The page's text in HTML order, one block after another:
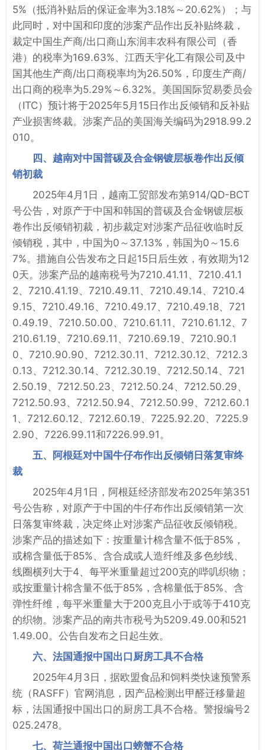
5%（抵消补贴后的保证金率为3.18%～20.62%）；与
此同时，对中国和印度的涉案产品作出反补贴终裁，
裁定中国生产商/出口商山东润丰农科有限公司（香
港）的税率为169.63%、江西天宇化工有限公司及中
国其他生产商/出口商税率均为26.50%，印度生产商/
出口商的税率为5.29%～6.32%。美国国际贸易委员会
（ITC）预计将于2025年5月15日作出反倾销和反补贴
产业损害终裁。涉案产品的美国海关编码为2918.99.2
010。
四、越南对中国普碳及合金钢镀层板卷作出反倾
销初裁
2025年4月1日，越南工贸部发布第914/QD-BCT
号公告，对原产于中国和韩国的普碳及合金钢镀层板
卷作出反倾销初裁，初步裁定对涉案产品征收临时反
倾销税，其中，中国为0～37.13%，韩国为0～15.6
7%。措施自公告发布之日起15日后生效，有效期为12
0天。涉案产品的越南税号为7210.41.11、7210.41.1
2、7210.41.19、7210.49.11、7210.49.14、7210.4
9.15、7210.49.16、7210.49.17、7210.49.18、721
0.49.19、7210.50.00、7210.61.11、7210.61.12、7
210.61.19、7210.69.11、7210.69.19、7210.90.1
0、7210.90.90、7212.30.11、7212.30.12、7212.3
0.13、7212.30.14、7212.30.19、7212.50.14、721
2.50.19、7212.50.23、7212.50.24、7212.50.29、
7212.50.93、7212.50.94、7212.50.99、7212.60.1
1、7212.60.12、7212.60.19、7225.92.20、7225.9
2.90、7226.99.11和7226.99.91。
五、阿根廷对中国牛仔布作出反倾销日落复审终
裁
2025年4月1日，阿根廷经济部发布2025年第351
号公告称，对原产于中国的牛仔布作出反倾销第一次
日落复审终裁，决定终止对涉案产品征收反倾销税。
涉案产品的描述如下：按重量计棉含量不低于85%，
或棉含量低于85%、含合成或人造纤维及多色纱线、
线圈横列大于4、每平米重量超过200克的哔叽织物；
或按重量计棉含量不低于85%，含棉量低于85%、含
弹性纤维，每平米重量大于200克且小于或等于410克
的织物。涉案产品的南共市税号为5209.49.00和521
1.49.00。公告自发布之日起生效。
六、法国通报中国出口厨房工具不合格
2025年4月3日，据欧盟食品和饲料类快速预警系
统（RASFF）官网消息，因产品检测出甲醛迁移量超
标，法国通报中国出口的厨房工具不合格。警报编号2
025.2478。
七、荷兰通报中国出口螃蟹不合格